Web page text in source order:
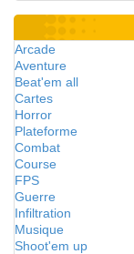
Arcade
Aventure
Beat'em all
Cartes
Horror
Plateforme
Combat
Course
FPS
Guerre
Infiltration
Musique
Shoot'em up